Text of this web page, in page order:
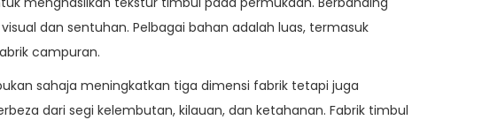
dan sentuhan. Pelbagai bahan adalah luas, termasuk
campuran.
sahaja meningkatkan tiga dimensi fabrik tetapi juga
dari segi kelembutan, kilauan, dan ketahanan. Fabrik timbul